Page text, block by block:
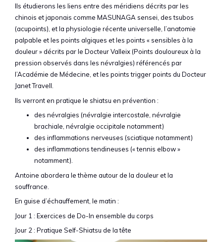
Ils étudierons les liens entre des méridiens décrits par les
chinois et japonais comme MASUNAGA sensei, des tsubos
(acupoints), et la physiologie récente universelle, l’anatomie
palpable et les points algiques et les points « sensibles à la
douleur » décrits par le Docteur Valleix (Points douloureux à la
pression observés dans les névralgies) référencés par
l’Académie de Médecine, et les points trigger points du Docteur
Janet Travell.
Ils verront en pratique le shiatsu en prévention :
des névralgies (névralgie intercostale, névralgie
brachiale, névralgie occipitale notamment)
des inflammations nerveuses (sciatique notamment)
des inflammations tendineuses (« tennis elbow »
notamment).
Antoine abordera le thème autour de la douleur et la
souffrance.
En guise d’échauffement, le matin :
Jour 1 : Exercices de Do-In ensemble du corps
Jour 2 : Pratique Self-Shiatsu de la tête